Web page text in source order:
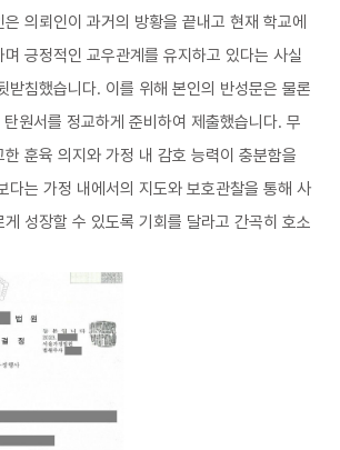
의뢰인이 과거의 방황을 끝내고 현재 학교에
긍정적인 교우관계를 유지하고 있다는 사실
받침했습니다. 이를 위해 본인의 반성문은 물론
원서를 정교하게 준비하여 제출했습니다. 무
훈육 의지와 가정 내 감호 능력이 충분함을
다는 가정 내에서의 지도와 보호관찰을 통해 사
성장할 수 있도록 기회를 달라고 간곡히 호소